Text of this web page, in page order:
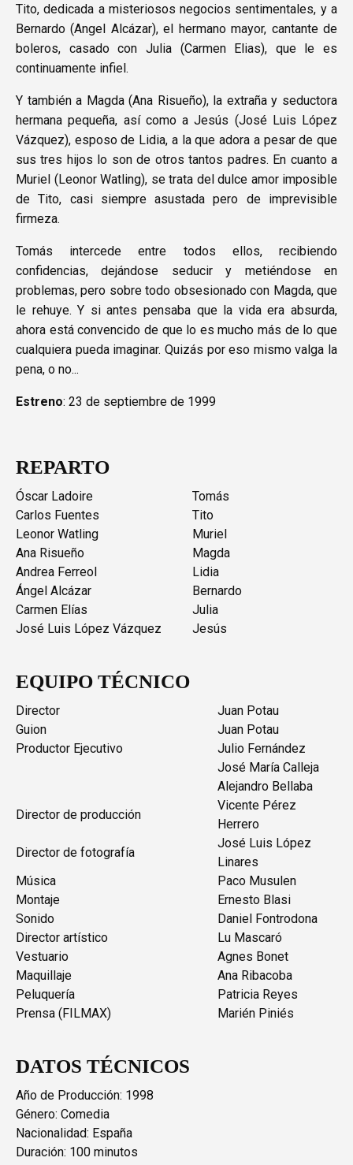
Tito, dedicada a misteriosos negocios sentimentales, y a
Bernardo (Angel Alcázar), el hermano mayor, cantante de
boleros, casado con Julia (Carmen Elias), que le es
continuamente infiel.
Y también a Magda (Ana Risueño), la extraña y seductora
hermana pequeña, así como a Jesús (José Luis López
Vázquez), esposo de Lidia, a la que adora a pesar de que
sus tres hijos lo son de otros tantos padres. En cuanto a
Muriel (Leonor Watling), se trata del dulce amor imposible
de Tito, casi siempre asustada pero de imprevisible
firmeza.
Tomás intercede entre todos ellos, recibiendo
confidencias, dejándose seducir y metiéndose en
problemas, pero sobre todo obsesionado con Magda, que
le rehuye. Y si antes pensaba que la vida era absurda,
ahora está convencido de que lo es mucho más de lo que
cualquiera pueda imaginar. Quizás por eso mismo valga la
pena, o no...
Estreno: 23 de septiembre de 1999
REPARTO
Óscar Ladoire
Tomás
Carlos Fuentes
Tito
Leonor Watling
Muriel
Ana Risueño
Magda
Andrea Ferreol
Lidia
Ángel Alcázar
Bernardo
Carmen Elías
Julia
José Luis López Vázquez
Jesús
EQUIPO TÉCNICO
Director
Juan Potau
Guion
Juan Potau
Productor Ejecutivo
Julio Fernández
José María Calleja
Alejandro Bellaba
Director de producción
Vicente Pérez
Herrero
Director de fotografía
José Luis López
Linares
Música
Paco Musulen
Montaje
Ernesto Blasi
Sonido
Daniel Fontrodona
Director artístico
Lu Mascaró
Vestuario
Agnes Bonet
Maquillaje
Ana Ribacoba
Peluquería
Patricia Reyes
Prensa (FILMAX)
Marién Piniés
DATOS TÉCNICOS
Año de Producción: 1998
Género: Comedia
Nacionalidad: España
Duración: 100 minutos